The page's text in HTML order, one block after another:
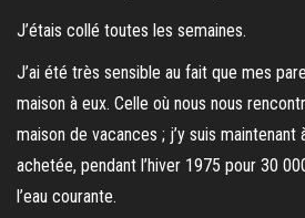
J’étais collé toutes les semaines.
J’ai été très sensible au fait que mes
maison à eux. Celle où nous nous
maison de vacances ; j’y suis maintenant
achetée, pendant l’hiver 1975 pour 30
l’eau courante.